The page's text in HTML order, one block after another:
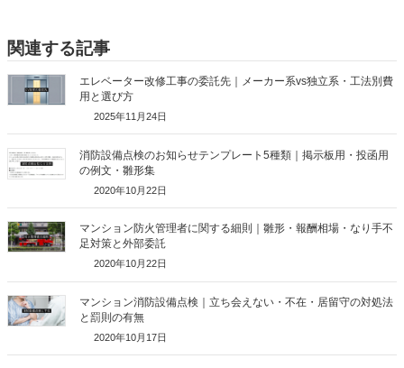
関連する記事
エレベーター改修工事の委託先｜メーカー系vs独立系・工法別費
用と選び方
2025年11月24日
消防設備点検のお知らせテンプレート5種類｜掲示板用・投函用
の例文・雛形集
2020年10月22日
マンション防火管理者に関する細則｜雛形・報酬相場・なり手不
足対策と外部委託
2020年10月22日
マンション消防設備点検｜立ち会えない・不在・居留守の対処法
と罰則の有無
2020年10月17日